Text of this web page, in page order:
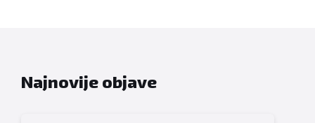
Najnovije objave